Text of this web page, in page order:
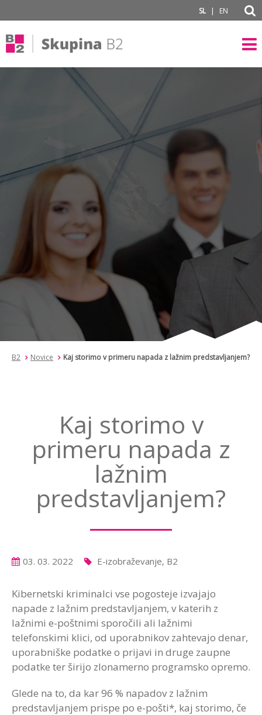
SL | EN
B2 Novice Kaj storimo v primeru napada z lažnim predstavljanjem?
Kaj storimo v
primeru napada z
lažnim
predstavljanjem?
03. 03. 2022 E-izobraževanje, B2
Kibernetski kriminalci vse pogosteje izvajajo
napade z lažnim predstavljanjem, v katerih z
lažnimi e-poštnimi sporočili ali lažnimi
telefonskimi klici, od uporabnikov zahtevajo denar,
uporabniške podatke o prijavi in druge zaupne
podatke ter širijo zlonamerno programsko opremo.
Glede na to, da kar96 % napadov z lažnim
predstavljanjem prispe po e-pošti*, kaj storimo, če